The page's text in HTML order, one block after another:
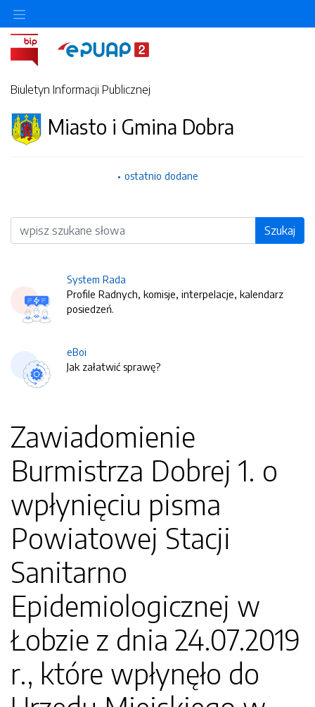
Biuletyn Informacji Publicznej
Miasto i Gmina Dobra
ostatnio dodane
Wyszukiwarka Szukaj
System Rada
Profile Radnych, komisje, interpelacje, kalendarz
posiedzeń.
eBoi
Jak załatwić sprawę?
Zawiadomienie
Burmistrza Dobrej 1. o
wpłynięciu pisma
Powiatowej Stacji
Sanitarno
Epidemiologicznej w
Łobzie z dnia 24.07.2019
r., które wpłynęło do